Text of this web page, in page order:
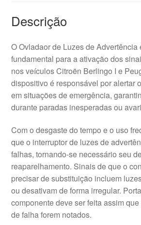
Descrição
O Ovladaor de Luzes de Advertência
fundamental para a ativação dos
nos veículos Citroën Berlingo I e
dispositivo é responsável por alertar
em situações de emergência,
durante paradas inesperadas ou
Com o desgaste do tempo e o uso
que o interruptor de luzes de
falhas, tornando-se necessário seu
reaparelhamento. Sinais de que o
precisar de substituição incluem
ou desativam de forma irregular.
componente deve ser feita assim
de falha forem notados.